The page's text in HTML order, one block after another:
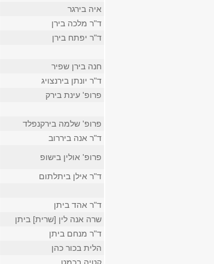
איה בירגר
ד"ר מלכה בירן
ד"ר יפתח בירן
חנה בירן שפיר
ד"ר יונתן בירנצויג
פרופ' עינת בירק
פרופ' שלמה בירקנפלד
ד"ר אנה ביררוב
פרופ' אולין בישופ
ד"ר אילן ביתלתום
ד"ר אהד ביתן
שרה אנה לין [שרית] ביתן
ד"ר מנחם ביתן
הלית בכור כהן